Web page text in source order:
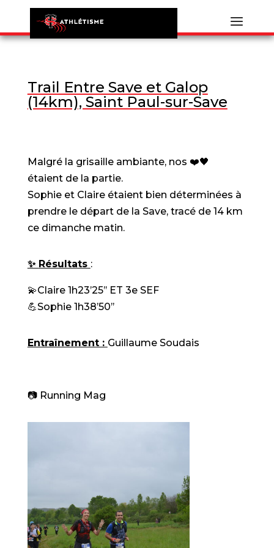
Trail Entre Save et Galop
(14km), Saint Paul-sur-Save
Malgré la grisaille ambiante, nos ❤️🖤
étaient de la partie.
Sophie et Claire étaient bien déterminées à
prendre le départ de la Save, tracé de 14 km
ce dimanche matin.
✨️ Résultats :
💫Claire 1h23’25’’ ET 3e SEF
💪Sophie 1h38’50’’
Entraînement : Guillaume Soudais
📷 Running Mag